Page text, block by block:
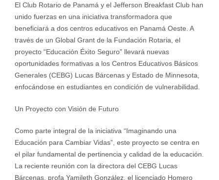
El Club Rotario de Panamá y el Jefferson Breakfast Club han
unido fuerzas en una iniciativa transformadora que
beneficiará a dos centros educativos en Panamá Oeste. A
través de un Global Grant de la Fundación Rotaria, el
proyecto “Educación Éxito Seguro” llevará nuevas
oportunidades formativas a los Centros Educativos Básicos
Generales (CEBG) Lucas Bárcenas y Estado de Minnesota,
enfocándose en estudiantes en condición de vulnerabilidad.
Un Proyecto con Visión de Futuro
Como parte integral de la iniciativa “Imaginando una
Educación para Cambiar Vidas”, este proyecto se centra en
el pilar fundamental de pertinencia y calidad de la educación.
La reciente reunión con la directora del CEBG Lucas
Bárcenas, profa Yamileth González, el licenciado Homero